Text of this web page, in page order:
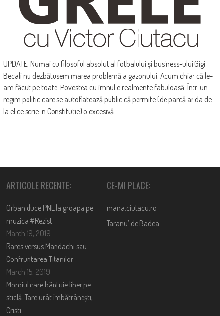
UPDATE: Numai cu filosoful absolut al fotbalului şi business-ului Gigi
Becali nu dezbătusem marea problemă a gazonului. Acum chiar că le-
am făcut pe toate. Povestea cu imnul e realmente fabuloasă. Într-un
regim politic care se autoflatează public că permite (de parcă ar da de
la el ce scrie-n Constituţie) o excesivă
ARTICOLE RECENTE:
Orban duce PNL la groapa pe
muzica #Rezist
March 19, 2019
Rares versus Mandachi sau
Confruntarea Titanilor
March 15, 2019
Moroiul care bântuie liber pe
sticlă. Tare urât îmbătrânești,
Cristi….
CE-MI PLACE:
mana.ciutacu.ro
Taranu’ de Badea